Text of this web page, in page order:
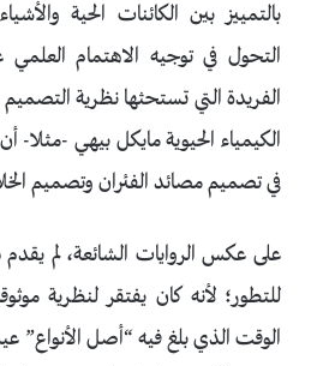
بالتمييز بين الكائنات الحية
التحول في توجيه الاهتمام العلمي
الفريدة التي تستحثها نظرية التصميم
الكيمياء الحيوية مايكل بيهي -مثلا-
في تصميم مصائد الفئران وتصميم
على عكس الروايات الشائعة، لم يقدم
للتطور؛ لأنه كان يفتقر لنظرية
الوقت الذي بلغ فيه “أصل الأنواع”